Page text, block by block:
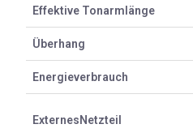
Effektive Tonarmlänge
Überhang
Energieverbrauch
ExternesNetzteil